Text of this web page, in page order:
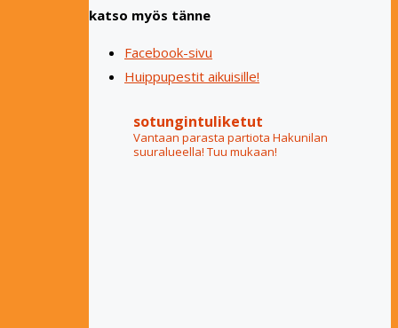
katso myös tänne
Facebook-sivu
Huippupestit aikuisille!
sotungintuliketut
Vantaan parasta partiota Hakunilan
suuralueella! Tuu mukaan!